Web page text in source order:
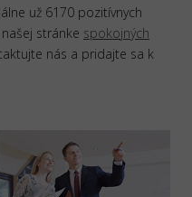
už 6170 pozitívnych
stránke spokojných
nás a pridajte sa k